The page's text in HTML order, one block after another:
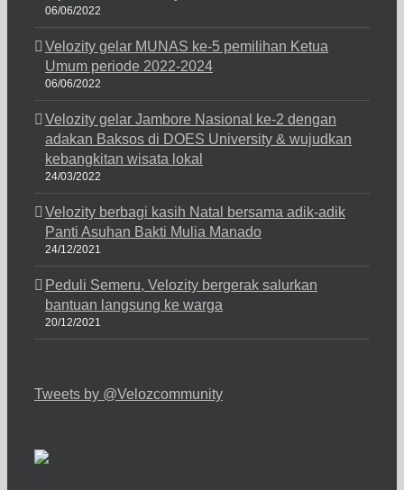
06/06/2022
Velozity gelar MUNAS ke-5 pemilihan Ketua
Umum periode 2022-2024
06/06/2022
Velozity gelar Jambore Nasional ke-2 dengan
adakan Baksos di DOES University & wujudkan
kebangkitan wisata lokal
24/03/2022
Velozity berbagi kasih Natal bersama adik-adik
Panti Asuhan Bakti Mulia Manado
24/12/2021
Peduli Semeru, Velozity bergerak salurkan
bantuan langsung ke warga
20/12/2021
Tweets by @Velozcommunity